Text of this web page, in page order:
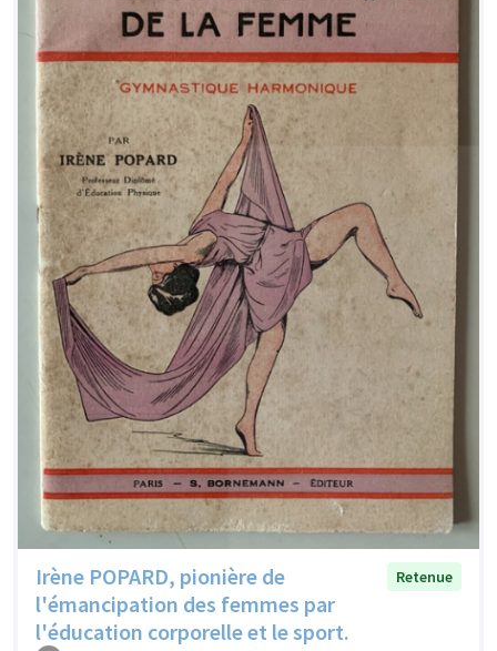
Irène POPARD, pionière de
l'émancipation des femmes par
l'éducation corporelle et le sport.
Retenue